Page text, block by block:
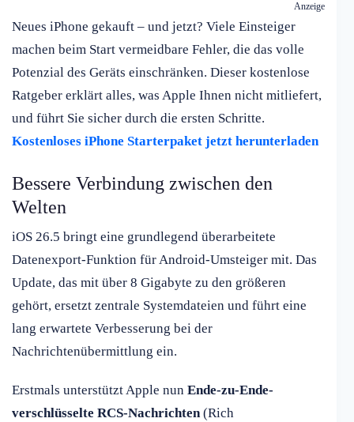
Anzeige
Neues iPhone gekauft – und jetzt? Viele Einsteiger
machen beim Start vermeidbare Fehler, die das volle
Potenzial des Geräts einschränken. Dieser kostenlose
Ratgeber erklärt alles, was Apple Ihnen nicht mitliefert,
und führt Sie sicher durch die ersten Schritte.
Kostenloses iPhone Starterpaket jetzt herunterladen
Bessere Verbindung zwischen den
Welten
iOS 26.5 bringt eine grundlegend überarbeitete
Datenexport-Funktion für Android-Umsteiger mit. Das
Update, das mit über 8 Gigabyte zu den größeren
gehört, ersetzt zentrale Systemdateien und führt eine
lang erwartete Verbesserung bei der
Nachrichtenübermittlung ein.
Erstmals unterstützt Apple nun Ende-zu-Ende-
verschlüsselte RCS-Nachrichten(Rich